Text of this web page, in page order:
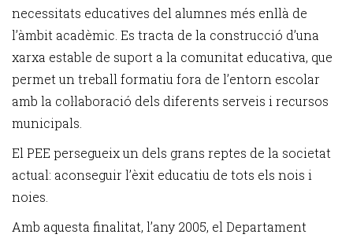
necessitats educatives del alumnes més enllà de
l’àmbit acadèmic. Es tracta de la construcció d’una
xarxa estable de suport a la comunitat educativa, que
permet un treball formatiu fora de l’entorn escolar
amb la col·laboració dels diferents serveis i recursos
municipals.
El PEE persegueix un dels grans reptes de la societat
actual: aconseguir l’èxit educatiu de tots els nois i
noies.
Amb aquesta finalitat, l’any 2005, el Departament